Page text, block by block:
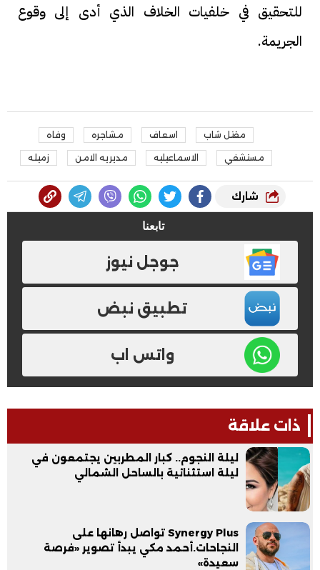
للتحقيق في خلفيات الخلاف الذي أدى إلى وقوع
الجريمة.
مقتل شاب اسعاف مشاجره وفاه
مستشفي الاسماعيليه مديريه الامن زميله
شارك
تابعنا
جوجل نيوز
تطبيق نبض
واتس اب
ذات علاقة
ليلة النجوم.. كبار المطربين يجتمعون في
ليلة استثنائية بالساحل الشمالي
Synergy Plus تواصل رهانها على
النجاحات.أحمد مكي يبدأ تصوير «فرصة
سعيدة»